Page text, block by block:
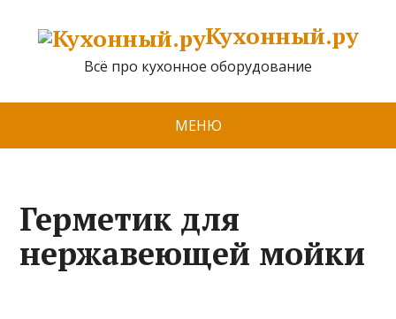
Кухонный.ру
Всё про кухонное оборудование
МЕНЮ
Герметик для
нержавеющей мойки